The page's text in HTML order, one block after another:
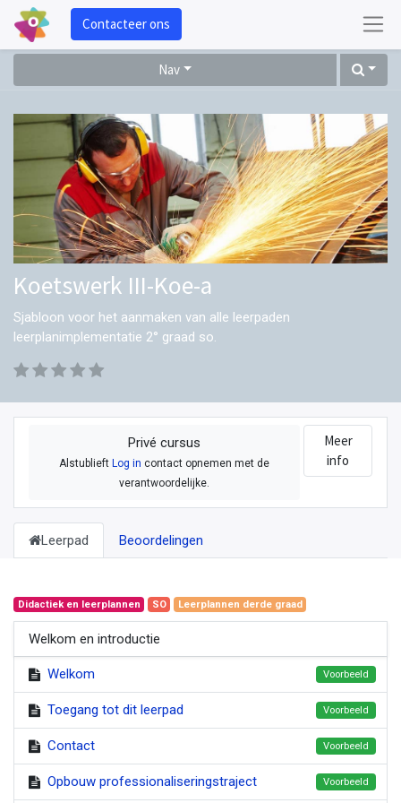
Contacteer ons
Nav
Koetswerk III-Koe-a
Sjabloon voor het aanmaken van alle leerpaden
leerplanimplementatie 2° graad so.
Privé cursus
AlstublieftLog in contact opnemen met de
verantwoordelijke.
Meer
info
Leerpad Beoordelingen
Didactiek en leerplannen SO Leerplannen derde graad
Welkom en introductie
Welkom Voorbeeld
Toegang tot dit leerpad Voorbeeld
Contact Voorbeeld
Opbouw professionaliseringstraject Voorbeeld